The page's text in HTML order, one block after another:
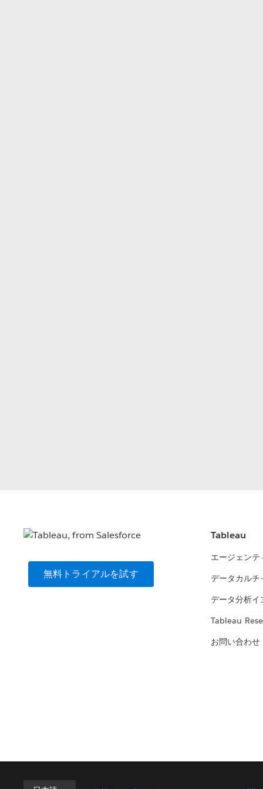
無料トライアルを試す
Tableau
エージェン
データカルチ
データ分析イ
Tableau
お問い合わせ